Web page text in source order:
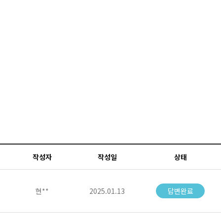
작성자 작성일 상태
현** 2025.01.13 답변완료